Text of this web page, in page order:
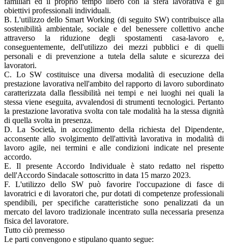
obiettivi professionali individuali.
B. L'utilizzo dello Smart Working (di seguito SW) contribuisce alla
sostenibilità ambientale, sociale e del benessere collettivo anche
attraverso la riduzione degli spostamenti casa-lavoro e,
conseguentemente, dell'utilizzo dei mezzi pubblici e di quelli
personali e di prevenzione a tutela della salute e sicurezza dei
lavoratori.
C. Lo SW costituisce una diversa modalità di esecuzione della
prestazione lavorativa nell'ambito del rapporto di lavoro subordinato
caratterizzata dalla flessibilità nei tempi e nei luoghi nei quali la
stessa viene eseguita, avvalendosi di strumenti tecnologici. Pertanto
la prestazione lavorativa svolta con tale modalità ha la stessa dignità
di quella svolta in presenza.
D. La Società, in accoglimento della richiesta del Dipendente,
acconsente allo svolgimento dell'attività lavorativa in modalità di
lavoro agile, nei termini e alle condizioni indicate nel presente
accordo.
E. Il presente Accordo Individuale è stato redatto nel rispetto
dell'Accordo Sindacale sottoscritto in data 15 marzo 2023.
F. L'utilizzo dello SW può favorire l'occupazione di fasce di
lavoratrici e di lavoratori che, pur dotati di competenze professionali
spendibili, per specifiche caratteristiche sono penalizzati da un
mercato del lavoro tradizionale incentrato sulla necessaria presenza
fisica del lavoratore.
Tutto ciò premesso
Le parti convengono e stipulano quanto segue: